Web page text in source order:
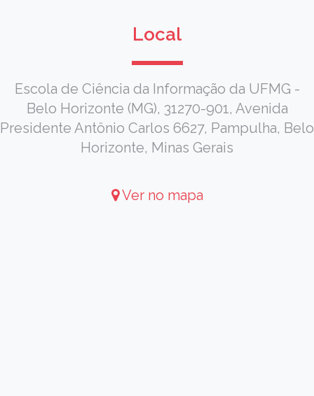
Local
Escola de Ciência da Informação da UFMG -
Belo Horizonte (MG), 31270-901, Avenida
Presidente Antônio Carlos 6627, Pampulha, Belo
Horizonte, Minas Gerais
Ver no mapa